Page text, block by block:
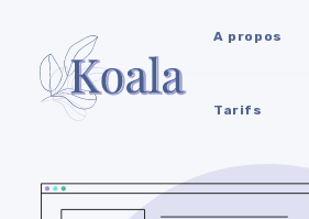
A propos
Tarifs